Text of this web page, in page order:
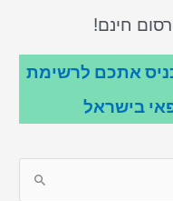
חינם!
אתכם לרשימת
בישראל